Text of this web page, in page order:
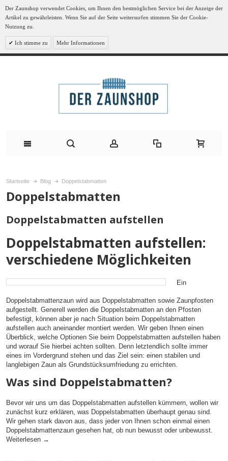
Der Zaunshop verwendet Cookies, um Ihnen den bestmöglichen Service bei der Anzeige der
Artikel zu gewährleisten. Wenn Sie auf der Seite weitersurfen stimmen Sie der Cookie-
Nutzung zu.
Ich stimme zu Mehr Informationen
Startseite Blog Doppelstabmatten
Doppelstabmatten
Doppelstabmatten aufstellen
Doppelstabmatten aufstellen:
verschiedene Möglichkeiten
Ein
Doppelstabmattenzaun wird aus Doppelstabmatten sowie Zaunpfosten
aufgestellt. Generell werden die Doppelstabmatten an den Pfosten
befestigt, können aber je nach Situation beim Doppelstabmatten
aufstellen auch aneinander montiert werden. Wir geben Ihnen einen
Überblick, welche Optionen Sie beim Doppelstabmatten aufstellen haben
und worauf Sie hierbei achten sollten. Denn letztendlich sollte immer
eines im Vordergrund stehen und das Ziel sein: einen stabilen und
langlebigen Zaun als Grundstücksumfriedung zu errichten.
Was sind Doppelstabmatten?
Bevor wir uns um das Doppelstabmatten aufstellen kümmern, wollen wir
zunächst kurz erklären, was Doppelstabmatten überhaupt genau sind.
Wir gehen stark davon aus, dass jeder von Ihnen schon einmal einen
Doppelstabmattenzaun gesehen hat, ob nun bewusst oder unbewusst.
Weiterlesen →